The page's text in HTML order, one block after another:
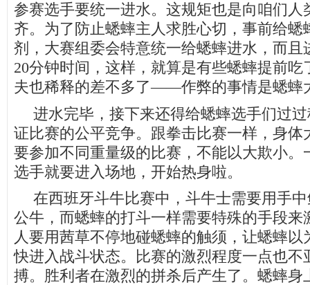
参赛选手要统一进水。这规矩也是向咱们人
齐。为了防止蟋蟀主人求胜心切，事前给蟋
剂，大赛组委会特意统一给蟋蟀进水，而且
20分钟时间，这样，就算是有些蟋蟀提前吃
夫也稀释的差不多了——作弊的事情是蟋蟀
进水完毕，接下来还得给蟋蟀选手们过
证比赛的公平竞争。跟拳击比赛一样，身体
要参加不同重量级的比赛，不能以大欺小。
选手就要进入场地，开始热身啦。
在西班牙斗牛比赛中，斗牛士需要用手
公牛，而蟋蟀的打斗一样需要特殊的手段来
人要用茜草不停地碰蟋蟀的触须，让蟋蟀
快进入战斗状态。比赛的激烈程度一点也不
搏。胜利者在激烈的拼杀后产生了。蟋蟀身